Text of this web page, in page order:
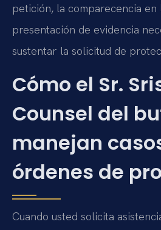
petición, la comparecencia en
presentación de evidencia
sustentar la solicitud de
Cómo el Sr.
Counsel del
manejan
órdenes de
Cuando usted solicita